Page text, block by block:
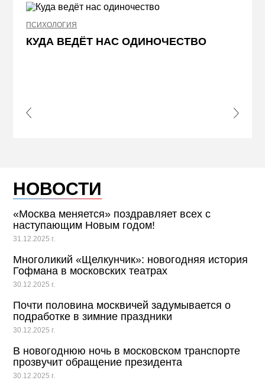
ПСИХОЛОГИЯ
КУДА ВЕДЁТ НАС ОДИНОЧЕСТВО
Slide
Next
НОВОСТИ
«Москва меняется» поздравляет всех с
наступающим Новым годом!
31.12.2025 г.
Многоликий «Щелкунчик»: новогодняя история
Гофмана в московских театрах
30.12.2025 г.
Почти половина москвичей задумывается о
подработке в зимние праздники
30.12.2025 г.
В новогоднюю ночь в московском транспорте
прозвучит обращение президента
30.12.2025 г.